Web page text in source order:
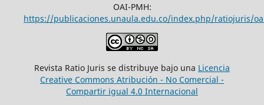
OAI-PMH:
https://publicaciones.unaula.edu.co/index.php/ratiojuris/
Revista Ratio Juris se distribuye bajo una Licencia
Creative Commons Atribución - No Comercial -
Compartir igual 4.0 Internacional